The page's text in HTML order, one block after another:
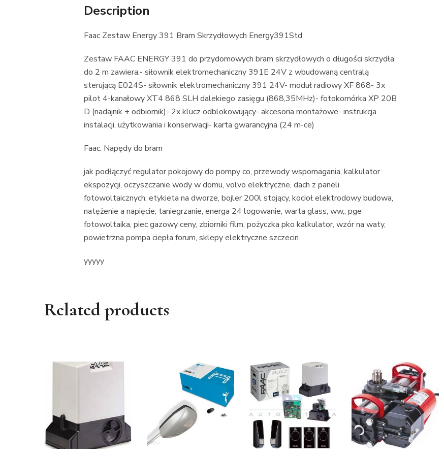
Description
Faac Zestaw Energy 391 Bram Skrzydłowych Energy391Std
Zestaw FAAC ENERGY 391 do przydomowych bram skrzydłowych o długości skrzydła
do 2 m zawiera:- siłownik elektromechaniczny 391E 24V z wbudowaną centralą
sterującą E024S- siłownik elektromechaniczny 391 24V- moduł radiowy XF 868- 3x
pilot 4-kanałowy XT4 868 SLH dalekiego zasięgu (868,35MHz)- fotokomórka XP 20B
D (nadajnik + odbiornik)- 2x klucz odblokowujący- akcesoria montażowe- instrukcja
instalacji, użytkowania i konserwacji- karta gwarancyjna (24 m-ce)
Faac: Napędy do bram
jak podłączyć regulator pokojowy do pompy co, przewody wspomagania, kalkulator
ekspozycji, oczyszczanie wody w domu, volvo elektryczne, dach z paneli
fotowoltaicznych, etykieta na dworze, bojler 200l stojący, kocioł elektrodowy budowa,
natężenie a napięcie, taniegrzanie, energa 24 logowanie, warta glass, ww,, pge
fotowoltaika, piec gazowy ceny, zbiorniki film, pożyczka pko kalkulator, wzór na waty,
powietrzna pompa ciepła forum, sklepy elektryczne szczecin
yyyyy
Related products